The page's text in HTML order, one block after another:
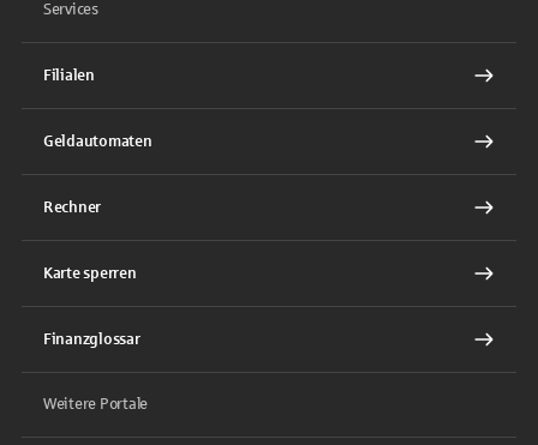
Services
Filialen
Geldautomaten
Rechner
Karte sperren
Finanzglossar
Weitere Portale